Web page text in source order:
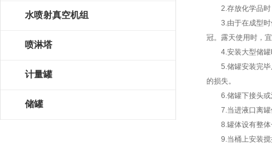
水喷射真空机组
喷淋塔
计量罐
储罐
2.存放化学品时
3.由于在成型时储
冠。露天使用时，
4.安装大型储罐
5.储罐安装完毕后
的损失。
6.储罐下接头或法
7.当进液口离罐
8.罐体设有整体
9.当桶上安装搅拌